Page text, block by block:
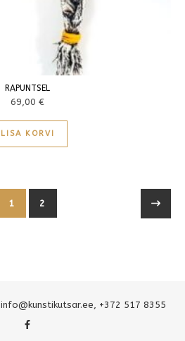
RAPUNTSEL
69,00 €
LISA KORVI
1 2
info@kunstikutsar.ee, +372 517 8355